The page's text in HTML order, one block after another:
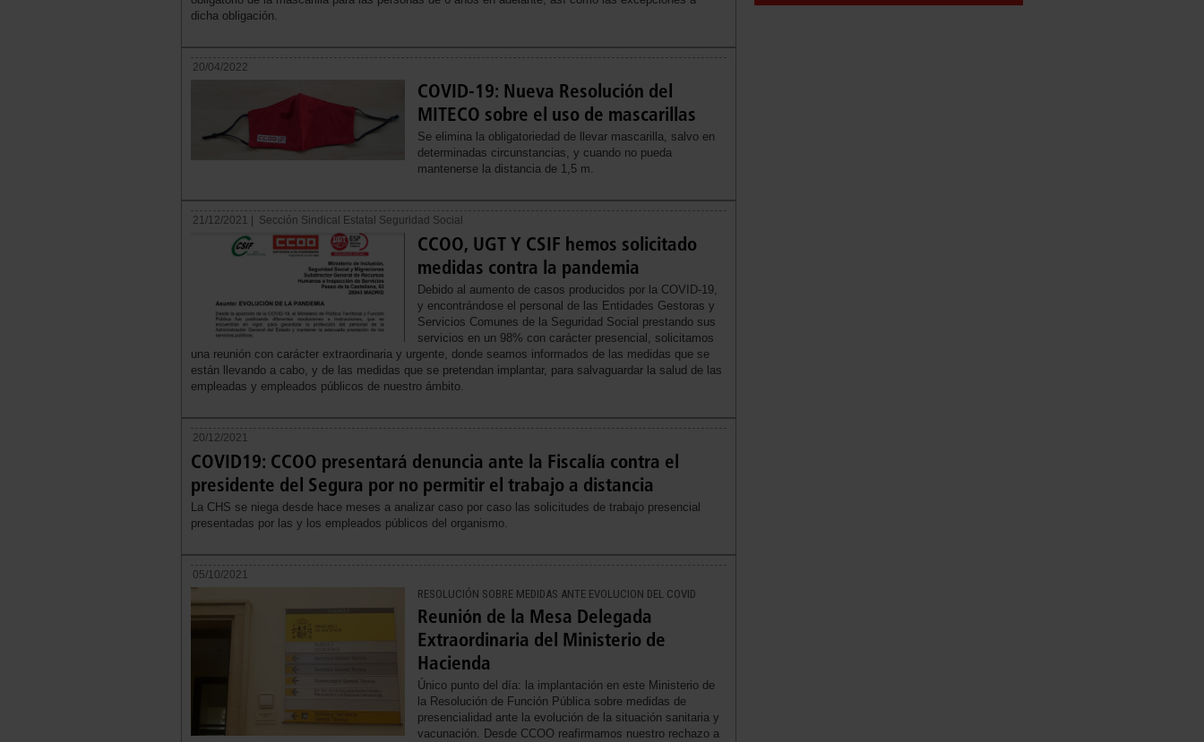
dicha obligación.
20/04/2022
COVID-19: Nueva Resolución del
MITECO sobre el uso de mascarillas
Se elimina la obligatoriedad de llevar mascarilla, salvo en
determinadas circunstancias, y cuando no pueda
mantenerse la distancia de 1,5 m.
21/12/2021 | Sección Sindical Estatal Seguridad Social
CCOO, UGT Y CSIF hemos solicitado
medidas contra la pandemia
Debido al aumento de casos producidos por la COVID-19,
y encontrándose el personal de las Entidades Gestoras y
Servicios Comunes de la Seguridad Social prestando sus
servicios en un 98% con carácter presencial, solicitamos
una reunión con carácter extraordinaria y urgente, donde seamos informados de las medidas que se
están llevando a cabo, y de las medidas que se pretendan implantar, para salvaguardar la salud de las
empleadas y empleados públicos de nuestro ámbito.
20/12/2021
COVID19: CCOO presentará denuncia ante la Fiscalía contra el
presidente del Segura por no permitir el trabajo a distancia
La CHS se niega desde hace meses a analizar caso por caso las solicitudes de trabajo presencial
presentadas por las y los empleados públicos del organismo.
05/10/2021
RESOLUCIÓN SOBRE MEDIDAS ANTE EVOLUCION DEL COVID
Reunión de la Mesa Delegada
Extraordinaria del Ministerio de
Hacienda
Único punto del día: la implantación en este Ministerio de
la Resolución de Función Pública sobre medidas de
presencialidad ante la evolución de la situación sanitaria y
vacunación. Desde CCOO reafirmamos nuestro rechazo a